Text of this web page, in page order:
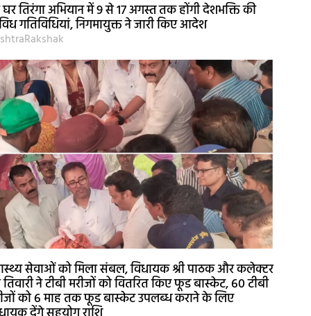
तिरंगा अभियान में 9 से 17 अगस्त तक होंगी देशभक्ति की
गतिविधियां, निगमायुक्त ने जारी किए आदेश
सेवाओं को मिला संबल, विधायक श्री पाठक और कलेक्टर
तिवारी ने टीबी मरीजों को वितरित किए फूड बास्केट, 60 टीबी
को 6 माह तक फूड बास्केट उपलब्ध कराने के लिए